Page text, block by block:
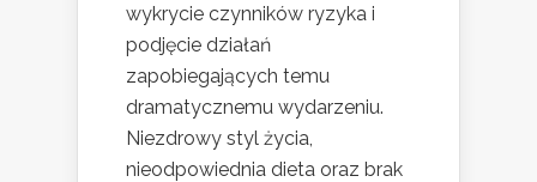
wykrycie czynników ryzyka i
podjęcie działań
zapobiegających temu
dramatycznemu wydarzeniu.
Niezdrowy styl życia,
nieodpowiednia dieta oraz brak